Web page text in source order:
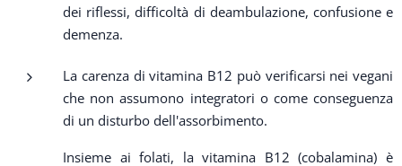
dei riflessi, difficoltà di deambulazione, confusione e
demenza.
La carenza di vitamina B12 può verificarsi nei vegani
che non assumono integratori o come conseguenza
di un disturbo dell'assorbimento.
Insieme ai folati, la vitamina B12 (cobalamina) è